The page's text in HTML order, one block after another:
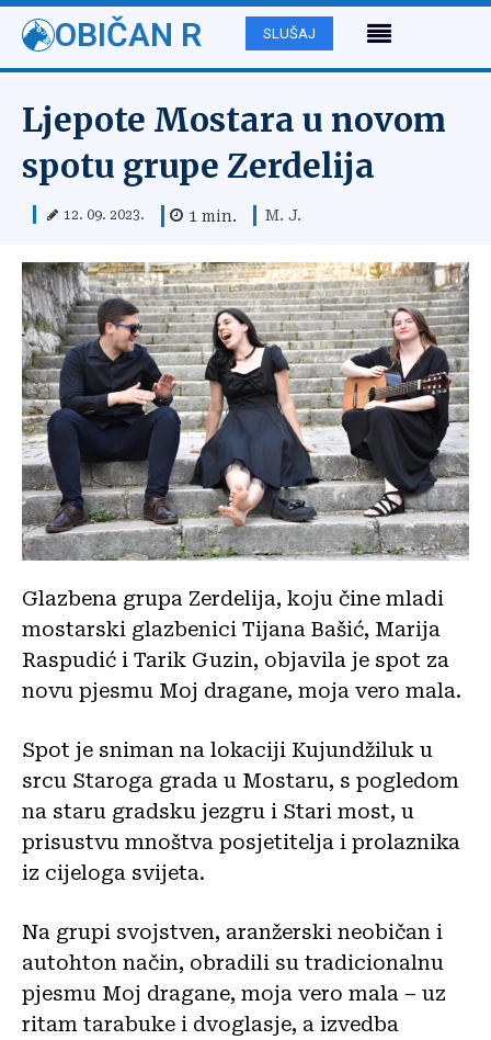
OBIČAN R SLUŠAJ
Ljepote Mostara u novom
spotu grupe Zerdelija
12. 09. 2023. 1 min. M. J.
Glazbena grupa Zerdelija, koju čine mladi
mostarski glazbenici Tijana Bašić, Marija
Raspudić i Tarik Guzin, objavila je spot za
novu pjesmu Moj dragane, moja vero mala.
Spot je sniman na lokaciji Kujundžiluk u
srcu Staroga grada u Mostaru, s pogledom
na staru gradsku jezgru i Stari most, u
prisustvu mnoštva posjetitelja i prolaznika
iz cijeloga svijeta.
Na grupi svojstven, aranžerski neobičan i
autohton način, obradili su tradicionalnu
pjesmu Moj dragane, moja vero mala – uz
ritam tarabuke i dvoglasje, a izvedba